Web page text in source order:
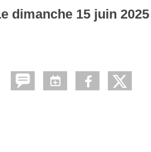
dimanche 15 juin 2025